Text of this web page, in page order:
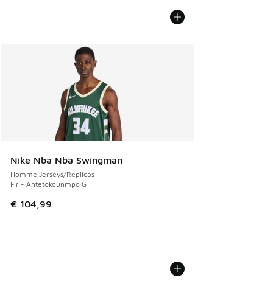
Nike Nba Nba Swingman
Homme Jerseys/Replicas
Fir - Antetokounmpo G
€ 104,99